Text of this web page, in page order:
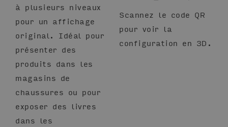
à plusieurs niveaux
pour un affichage
original. Idéal pour
présenter des
produits dans les
magasins de
chaussures ou pour
exposer des livres
dans les
Scannez le code QR
pour voir la
configuration en 3D.